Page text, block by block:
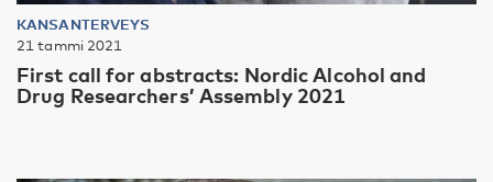
KANSANTERVEYS
21 tammi 2021
First call for abstracts: Nordic Alcohol and
Drug Researchers’ Assembly 2021